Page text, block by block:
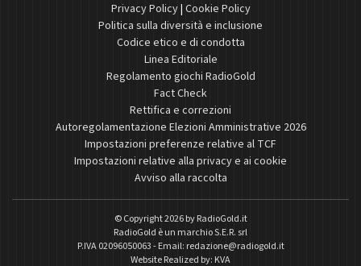
Privacy Policy| Cookie Policy
Politica sulla diversità e inclusione
Codice etico e di condotta
Linea Editoriale
Regolamento giochi RadioGold
Fact Check
Rettifica e correzioni
Autoregolamentazione Elezioni Amministrative 2026
Impostazioni preferenze relative al TCF
Impostazioni relative alla privacy e ai cookie
Avviso alla raccolta
© Copyright 2026 byRadioGold.it
RadioGold è un marchio S.E.R. srl
P.IVA 02096050063 - Email: redazione@radiogold.it
Website Realized by: KVA